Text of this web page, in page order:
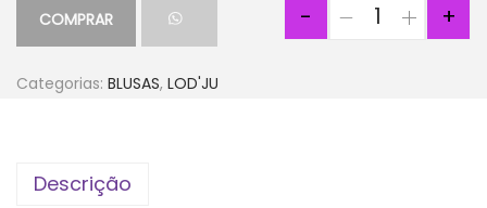
- +
COMPRAR
Categorias: BLUSAS, LOD'JU
Descrição